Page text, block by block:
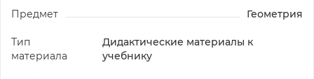
Предмет Геометрия
Тип
материала
Дидактические материалы к
учебнику